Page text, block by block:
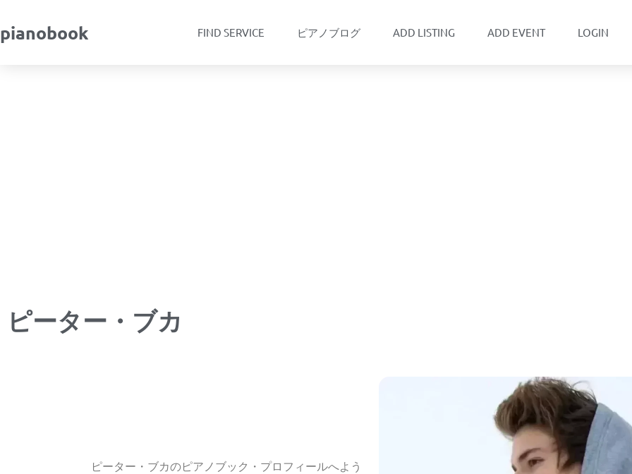
pianobook FIND SERVICE ピアノブログ ADD LISTING ADD EVENT LOGIN
ピーター・ブカ
ピーター・ブカのピアノブック・プロフィールへよう